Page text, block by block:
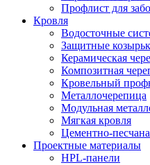
Профлист для
Кровля
Водосточные
Защитные
Керамическая
Композитная
Кровельный
Металлочерепица
Модульная
Мягкая кровля
Цементно-
Проектные материалы
HPL-панели